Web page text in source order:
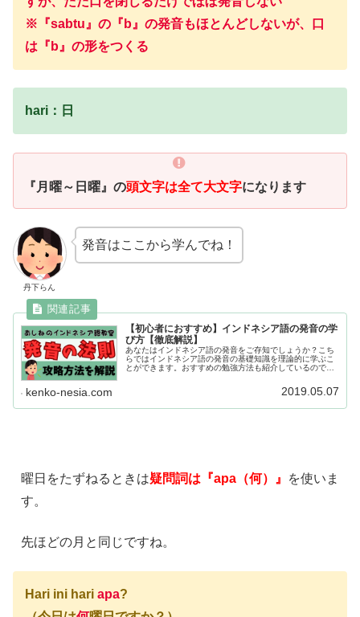
※『sabtu』の『b』の発音もほとんどしないが、口
は『b』の形をつくる
hari：日
『月曜～日曜』の頭文字は全て大文字になります
丹下らん
発音はここから学んでね！
【初心者におすすめ】インドネシア語の発音の学
び方【徹底解説】
あなたはインドネシア語の発音をご存知でしょうか？こち
らではインドネシア語の発音の基礎知識を理論的に学ぶこ
とができます。おすすめの勉強方法も紹介しているので興
kenko-nesia.com 2019.05.07
曜日をたずねるときは疑問詞は『apa（何）』
を使いま
す。
先ほどの月と同じですね。
Hari ini hari apa?